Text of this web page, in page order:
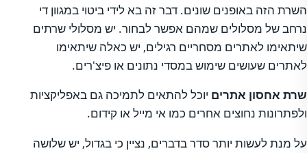
השרת הזה באופנים שונים. דבר זה בא לידי ביטוי במגוון די
נרחב של מסלולים שמהם אפשר לבחור. יש מסלולי שרתים
שיתאימו לאתרים מסחריים רגילים, יש כאלה שיתאימו
לאתרים שעושים שימוש במסדי נתונים או פיצ'רים.
שרת אחסון אתרים יוכל להתאים לתמיכה גם באפליקציות
ולפתרונות נחוצים אחרים כמו אי מייל או קידום.
על מנת לעשות יותר סדר בדברים, נציין כי בגדול, יש שלושה